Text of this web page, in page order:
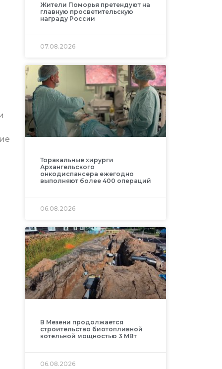
Жители Поморья претендуют на
главную просветительскую
награду России
07.08.2026
Торакальные хирурги
Архангельского
онкодиспансера ежегодно
выполняют более 400 операций
06.08.2026
В Мезени продолжается
строительство биотопливной
котельной мощностью 3 МВт
06.08.2026